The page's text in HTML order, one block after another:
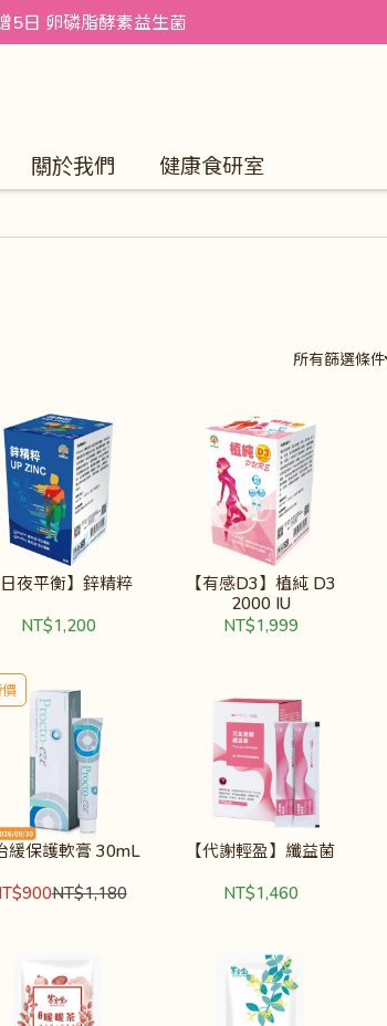
5日 卵磷脂酵素益生菌
關於我們 健康食研室
所有篩選條件
日夜平衡】鋅精粹
NT$1,200
【有感D3】植純 D3
2000 IU
NT$1,999
緩保護軟膏 30mL
NT$1,180
【代謝輕盈】纖益菌
NT$1,460